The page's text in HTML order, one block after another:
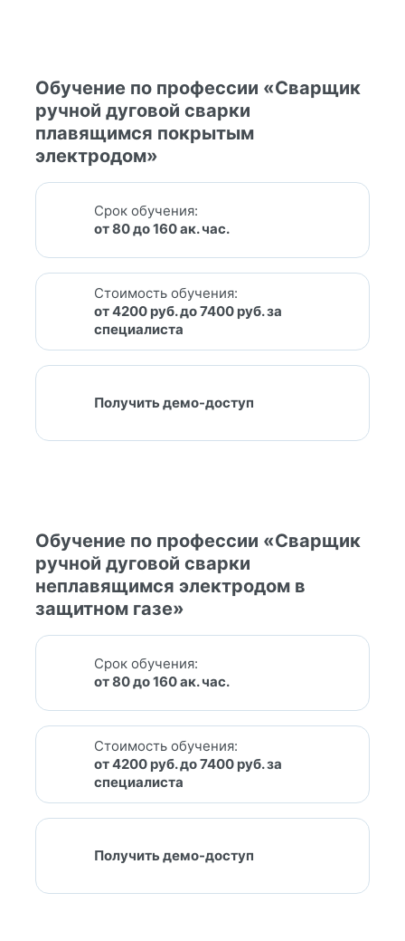
Обучение по профессии «Сварщик
ручной дуговой сварки
плавящимся покрытым
электродом»
Срок обучения:
от 80 до 160 ак. час.
Стоимость обучения:
от 4200 руб. до 7400 руб. за
специалиста
Получить демо-доступ
Обучение по профессии «Сварщик
ручной дуговой сварки
неплавящимся электродом в
защитном газе»
Срок обучения:
от 80 до 160 ак. час.
Стоимость обучения:
от 4200 руб. до 7400 руб. за
специалиста
Получить демо-доступ